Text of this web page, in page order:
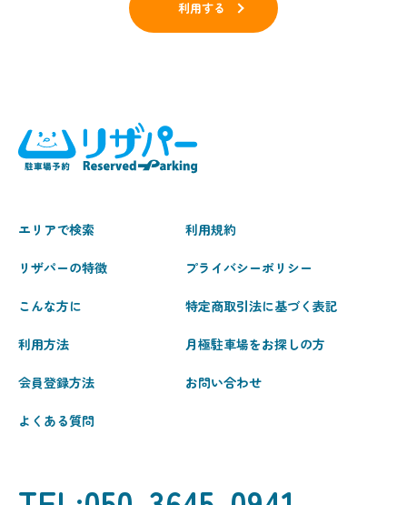
利用する
エリアで検索 利用規約
リザパーの特徴 プライバシーポリシー
こんな方に 特定商取引法に基づく表記
利用方法 月極駐車場をお探しの方
会員登録方法 お問い合わせ
よくある質問